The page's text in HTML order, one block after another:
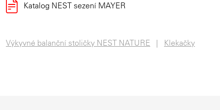
Katalog NEST sezení MAYER
Výkyvné balanční stoličky NEST NATURE Klekačky